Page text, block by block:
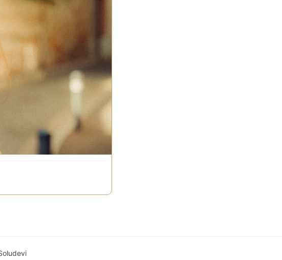
la marque propose
à travers le
en petites séries, à
l'apiculture et